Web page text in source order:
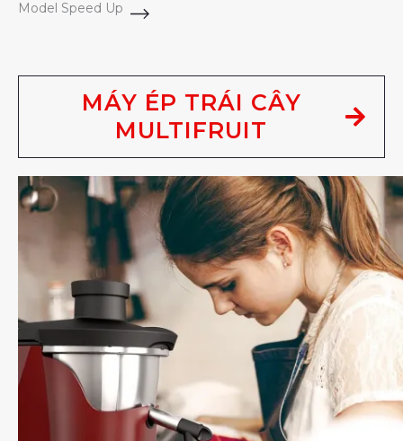
Model Speed Up
MÁY ÉP TRÁI CÂY
MULTIFRUIT